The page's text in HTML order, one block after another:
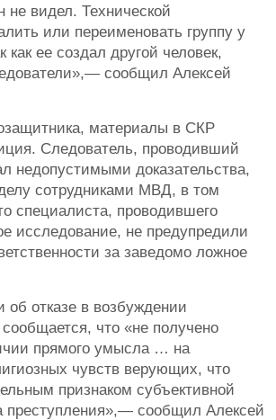
не видел. Технической
или переименовать группу у
как ее создал другой человек,
сообщил Алексей
материалы в СКР
Следователь, проводивший
недопустимыми доказательства,
сотрудниками МВД, в том
специалиста, проводившего
исследование, не предупредили
за заведомо ложное
об отказе в возбуждении
сообщается, что «не получено
прямого умысла … на
чувств верующих, что
признаком субъективной
преступления»,— сообщил Алексей